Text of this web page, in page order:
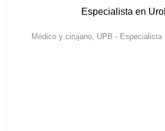
Especialista en
Médico y cirujano, UPB - Especialista